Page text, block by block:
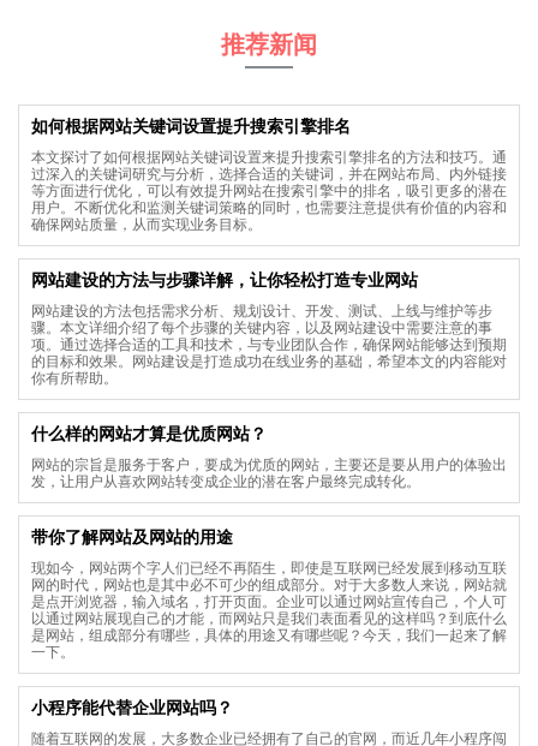
推荐新闻
如何根据网站关键词设置提升搜索引擎排名
本文探讨了如何根据网站关键词设置来提升搜索引擎排名的方法和技巧。通
过深入的关键词研究与分析，选择合适的关键词，并在网站布局、内外链接
等方面进行优化，可以有效提升网站在搜索引擎中的排名，吸引更多的潜在
用户。不断优化和监测关键词策略的同时，也需要注意提供有价值的内容和
确保网站质量，从而实现业务目标。
网站建设的方法与步骤详解，让你轻松打造专业网站
网站建设的方法包括需求分析、规划设计、开发、测试、上线与维护等步
骤。本文详细介绍了每个步骤的关键内容，以及网站建设中需要注意的事
项。通过选择合适的工具和技术，与专业团队合作，确保网站能够达到预期
的目标和效果。网站建设是打造成功在线业务的基础，希望本文的内容能对
你有所帮助。
什么样的网站才算是优质网站？
网站的宗旨是服务于客户，要成为优质的网站，主要还是要从用户的体验出
发，让用户从喜欢网站转变成企业的潜在客户最终完成转化。
带你了解网站及网站的用途
现如今，网站两个字人们已经不再陌生，即使是互联网已经发展到移动互联
网的时代，网站也是其中必不可少的组成部分。对于大多数人来说，网站就
是点开浏览器，输入域名，打开页面。企业可以通过网站宣传自己，个人可
以通过网站展现自己的才能，而网站只是我们表面看见的这样吗？到底什么
是网站，组成部分有哪些，具体的用途又有哪些呢？今天，我们一起来了解
一下。
小程序能代替企业网站吗？
随着互联网的发展，大多数企业已经拥有了自己的官网，而近几年小程序闯